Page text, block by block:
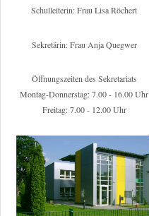
Schulleiterin: Frau Lisa Röchert
Sekretärin: Frau Anja Quegwer
Öffnungszeiten des Sekretariats
Montag-Donnerstag: 7.00 - 16.00 Uhr
Freitag: 7.00 - 12.00 Uhr